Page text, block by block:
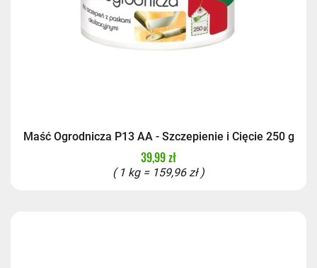
Maść Ogrodnicza P13 AA - Szczepienie i Cięcie 250 g
39,99 zł
( 1 kg = 159,96 zł )